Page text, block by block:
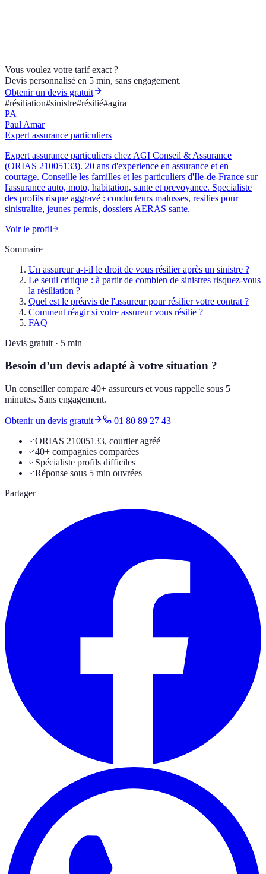
devis.
Vous voulez votre tarif exact ?
Devis personnalisé en 5 min, sans engagement.
Obtenir un devis gratuit
#résiliation#sinistre#résilié#agira
PA
Paul Amar
Expert assurance particuliers
Expert assurance particuliers chez AGI Conseil & Assurance
(ORIAS 21005133). 20 ans d'experience en assurance et en
courtage. Conseille les familles et les particuliers d'Ile-de-France sur
l'assurance auto, moto, habitation, sante et prevoyance. Specialiste
des profils risque aggravé : conducteurs malusses, resilies pour
sinistralite, jeunes permis, dossiers AERAS sante.
Voir le profil
Sommaire
Un assureur a-t-il le droit de vous résilier après un sinistre ?
Le seuil critique : à partir de combien de sinistres risquez-vous
la résiliation ?
Quel est le préavis de l'assureur pour résilier votre contrat ?
Comment réagir si votre assureur vous résilie ?
FAQ
Devis gratuit · 5 min
Besoin d’un devis adapté à votre situation ?
Un conseiller compare 40+ assureurs et vous rappelle sous 5
minutes. Sans engagement.
Obtenir un devis gratuit
01 80 89 27 43
ORIAS 21005133, courtier agréé
40+ compagnies comparées
Spécialiste profils difficiles
Réponse sous 5 min ouvrées
Partager